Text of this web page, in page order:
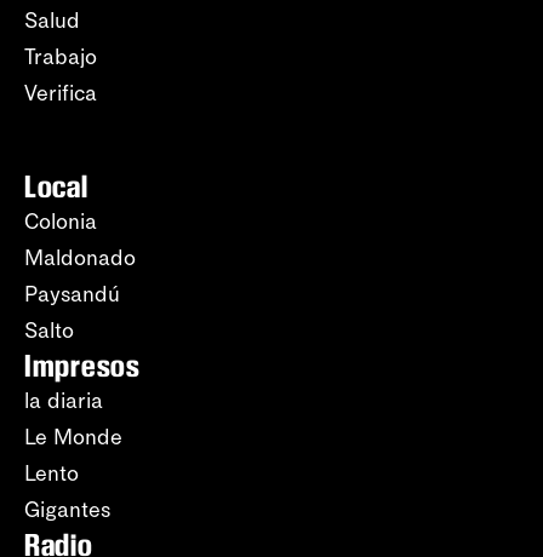
Salud
Trabajo
Verifica
Local
Colonia
Maldonado
Paysandú
Salto
Impresos
la diaria
Le Monde
Lento
Gigantes
Radio